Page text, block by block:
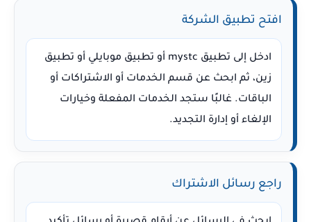
افتح تطبيق الشركة
ادخل إلى تطبيق mystc أو تطبيق موبايلي أو تطبيق
زين، ثم ابحث عن قسم الخدمات أو الاشتراكات أو
الباقات. غالبًا ستجد الخدمات المفعلة وخيارات
الإلغاء أو إدارة التجديد.
راجع رسائل الاشتراك